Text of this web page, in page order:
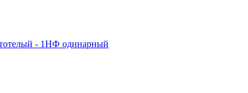
- 1НФ одинарный